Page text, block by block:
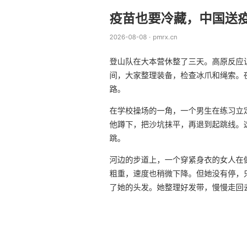
疫苗也要冷藏，中国送
2026-08-08 · pmrx.cn
登山队在大本营休整了三天。高原反
间，大家整理装备，检查冰爪和绳索
路。
在学校操场的一角，一个男生在练习立
他蹲下，把沙坑抹平，再退到起跳线
跳。
河边的步道上，一个穿紧身衣的女人
粗重，速度也稍微下降。但她没有停
了她的头发。她整理好发带，慢慢走回